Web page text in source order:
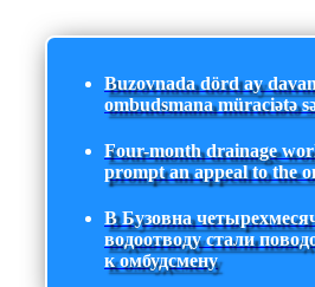
Buzovnada dörd ay
ombudsmana müraciətə
Four-month drainage
prompt an appeal to the
В Бузовна
водоотводу стали
к омбудсмену